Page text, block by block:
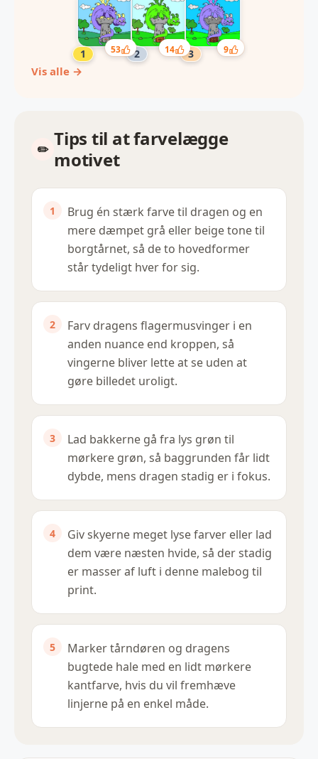
53 14 9
Vis alle →
Tips til at farvelægge
motivet
Brug én stærk farve til dragen og en
mere dæmpet grå eller beige tone til
borgtårnet, så de to hovedformer
står tydeligt hver for sig.
Farv dragens flagermusvinger i en
anden nuance end kroppen, så
vingerne bliver lette at se uden at
gøre billedet uroligt.
Lad bakkerne gå fra lys grøn til
mørkere grøn, så baggrunden får lidt
dybde, mens dragen stadig er i fokus.
Giv skyerne meget lyse farver eller lad
dem være næsten hvide, så der stadig
er masser af luft i denne malebog til
print.
Marker tårndøren og dragens
bugtede hale med en lidt mørkere
kantfarve, hvis du vil fremhæve
linjerne på en enkel måde.